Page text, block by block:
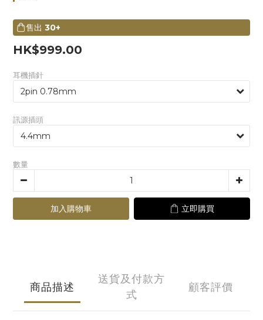
售出 30+
HK$999.00
耳機插針
訊源插頭
數量
加入購物車 立即購買
商品描述
送貨及付款方
式
顧客評價